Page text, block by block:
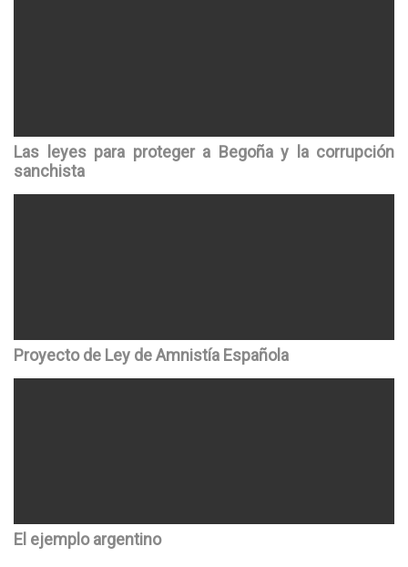
Las leyes para proteger a Begoña y la corrupción
sanchista
Proyecto de Ley de Amnistía Española
El ejemplo argentino